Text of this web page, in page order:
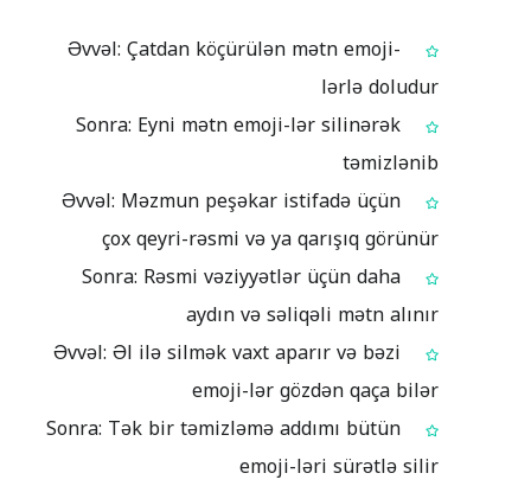
Əvvəl: Çatdan köçürülən mətn emoji-
lərlə doludur
Sonra: Eyni mətn emoji-lər silinərək
təmizlənib
Əvvəl: Məzmun peşəkar istifadə üçün
çox qeyri-rəsmi və ya qarışıq görünür
Sonra: Rəsmi vəziyyətlər üçün daha
aydın və səliqəli mətn alınır
Əvvəl: Əl ilə silmək vaxt aparır və bəzi
emoji-lər gözdən qaça bilər
Sonra: Tək bir təmizləmə addımı bütün
emoji-ləri sürətlə silir